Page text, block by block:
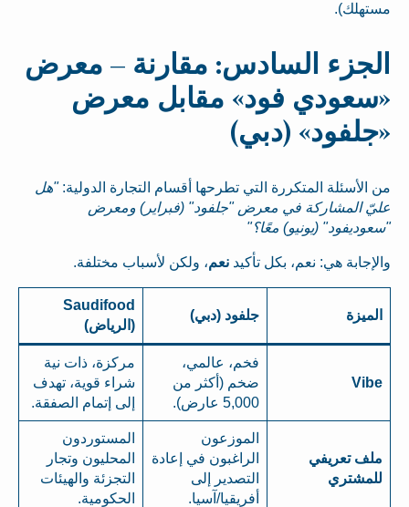
مستهلك).
الجزء السادس: مقارنة – معرض
«سعودي فود» مقابل معرض
«جلفود» (دبي)
من الأسئلة المتكررة التي تطرحها أقسام التجارة الدولية:"هل
عليّ المشاركة في معرض "جلفود" (فبراير) ومعرض
"سعوديفود" (يونيو) معًا؟"
والإجابة هي: نعم، بكل تأكيد نعم، ولكن لأسباب مختلفة.
الميزة جلفود (دبي)
Saudifood
(الرياض)
Vibe
فخم، عالمي،
ضخم (أكثر من
5,000 عارض).
مركزة، ذات نية
شراء قوية، تهدف
إلى إتمام الصفقة.
ملف تعريفي
للمشتري
الموزعون
الراغبون في إعادة
التصدير إلى
أفريقيا/آسيا.
المستوردون
المحليون وتجار
التجزئة والهيئات
الحكومية.